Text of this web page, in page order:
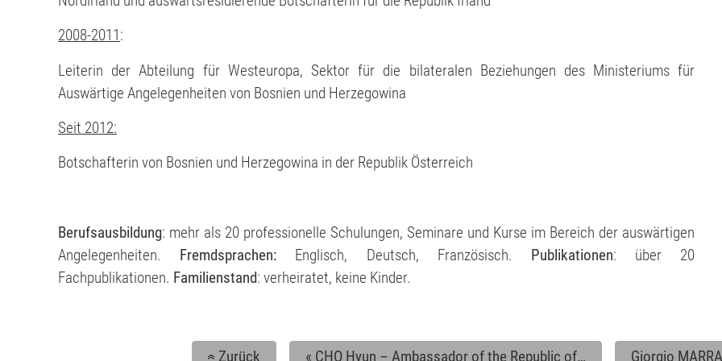
2008-2011:
Leiterin der Abteilung für Westeuropa, Sektor für die bilateralen Beziehungen des Ministeriums für
Auswärtige Angelegenheiten von Bosnien und Herzegowina
Seit 2012:
Botschafterin von Bosnien und Herzegowina in der Republik Österreich
Berufsausbildung: mehr als 20 professionelle Schulungen, Seminare und Kurse im Bereich der auswärtigen
Angelegenheiten. Fremdsprachen: Englisch, Deutsch, Französisch. Publikationen: über 20
Fachpublikationen. Familienstand: verheiratet, keine Kinder.
«Zurück « CHO Hyun – Ambassador of the Republic of… Giorgio